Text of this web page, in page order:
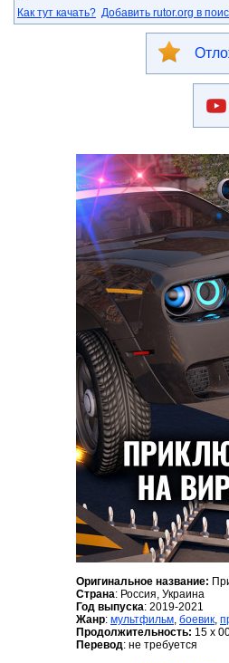
Как тут качать? Добавить rutor.org в
Оригинальное название:
Страна: Россия, Украина
Год выпуска: 2019-2021
Жанр: мультфильм, боевик,
Продолжительность: 15 x
Перевод: не требуется